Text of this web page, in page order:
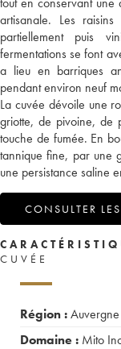
artisanale. Les
partiellement puis
fermentations se font
a lieu en barriques
pendant environ neuf
La cuvée dévoile une
griotte, de pivoine, de
touche de fumée. En
tannique fine, par une
une persistance saline
CONSULTER
CUVÉE
Région :Auvergne
Domaine : Mito